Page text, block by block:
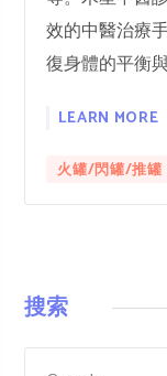
效的中醫治療
復身體的平衡與
LEARN MORE
火罐/閃罐/推罐
搜索